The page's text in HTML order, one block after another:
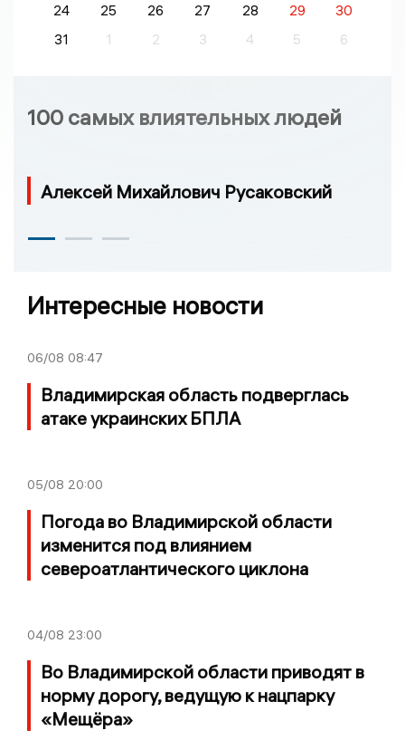
24 25 26 27 28 29
30
31
1 2 3 4 5 6
100 самых влиятельных людей
Алексей Михайлович Русаковский
Интересные новости
06/08 08:47
Владимирская область подверглась
атаке украинских БПЛА
05/08 20:00
Погода во Владимирской области
изменится под влиянием
североатлантического циклона
04/08 23:00
Во Владимирской области приводят в
норму дорогу, ведущую к нацпарку
«Мещёра»